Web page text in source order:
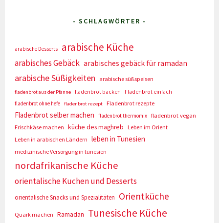
- SCHLAGWÖRTER -
arabische Desserts arabische Küche
arabisches Gebäck arabisches gebäck für ramadan
arabische Süßigkeiten arabische süßspeisen
fladenbrot aus der Pfanne fladenbrot backen
Fladenbrot einfach
fladenbrot ohne hefe
fladenbrot rezept Fladenbrot rezepte
Fladenbrot selber machen fladenbrot thermomix fladenbrot vegan
Frischkäse machen
küche des maghreb
Leben im Orient
Leben in arabischen Ländern
leben in Tunesien
medizinische Versorgung in tunesien
nordafrikanische Küche
orientalische Kuchen und Desserts
orientalische Snacks und Spezialitäten Orientküche
Quark machen Ramadan Tunesische Küche